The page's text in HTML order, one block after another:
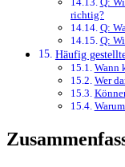
richtig?
Q:
Q:
Häufig
Wann
Wer